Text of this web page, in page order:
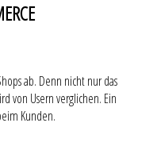
ab. Denn nicht nur das
von Usern verglichen. Ein
Kunden.